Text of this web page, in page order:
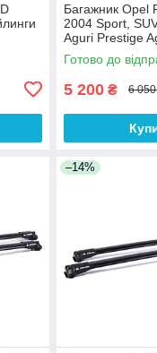
Багажник Opel
2004 Sport,
Aguri Prestige
Готово до
5 200 ₴ 6
–14%